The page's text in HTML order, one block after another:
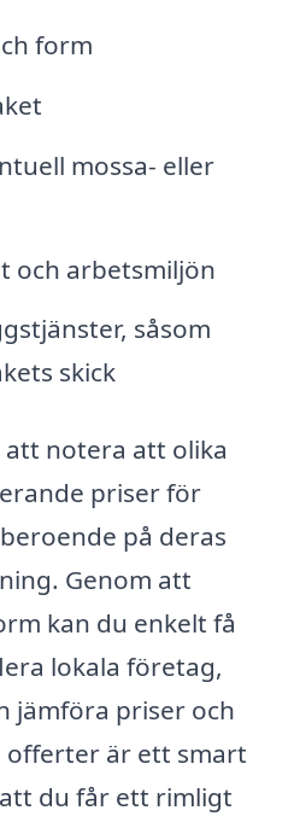
form
mossa- eller
och arbetsmiljön
såsom
skick
att notera att olika
priser för
på deras
Genom att
kan du enkelt få
lokala företag,
jämföra priser och
offerter är ett smart
du får ett rimligt